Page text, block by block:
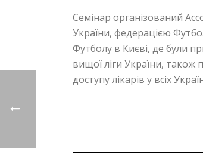
Семінар організований
України, федерацією
Футболу в Києві, де були
вищої ліги України, також
доступу лікарів у всіх